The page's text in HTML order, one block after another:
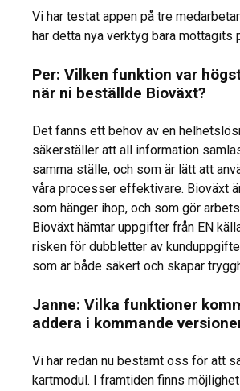
Vi har testat appen på tre
har detta nya verktyg bara mottagits
Per: Vilken funktion var
när ni beställde Bioväxt?
Det fanns ett behov av en
säkerställer att all information
samma ställe, och som är lätt att
våra processer effektivare. Bioväxt
som hänger ihop, och som gör
Bioväxt hämtar uppgifter från EN
risken för dubbletter av
som är både säkert och skapar
Janne: Vilka funktioner
addera i kommande
Vi har redan nu bestämt oss för att
kartmodul. I framtiden finns